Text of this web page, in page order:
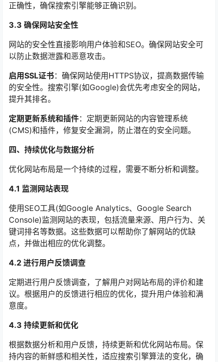
正确性，确保搜索引擎能够正确识别。
3.3 确保网站安全性
网站的安全性直接影响用户体验和SEO。确保网站安全可
以防止数据泄露和恶意攻击。
启用SSL证书：确保网站使用HTTPS协议，提高数据传输
的安全性。搜索引擎(如Google)会优先考虑安全的网站，
提升其排名。
定期更新系统和插件：定期更新网站的内容管理系统
(CMS)和插件，修复安全漏洞，防止潜在的安全问题。
四、持续优化与数据分析
优化网站布局是一个持续的过程，需要不断分析和调整。
4.1 监测网站表现
使用SEO工具(如Google Analytics、Google Search
Console)监测网站的表现，包括流量来源、用户行为、关
键词排名等数据。这些数据可以帮助你了解网站的优缺
点，并做出相应的优化调整。
4.2 进行用户反馈调查
定期进行用户反馈调查，了解用户对网站布局的评价和建
议。根据用户的反馈进行相应的优化，提升用户体验和满
意度。
4.3 持续更新和优化
根据数据分析和用户反馈，持续更新和优化网站布局。保
持内容的新鲜感和相关性，适应搜索引擎算法的变化，确